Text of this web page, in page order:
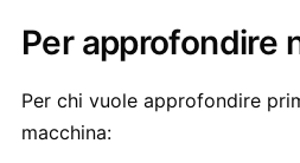
Per approfondire
Per chi vuole approfondire
macchina: